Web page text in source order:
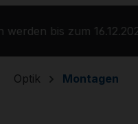
bis zum
Optik Montagen